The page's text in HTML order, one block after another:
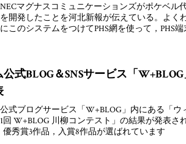
マグナスコミュニケーションズがポケベル
開発したことを河北新報が伝えている。よく
このシステムをつけてPHS網を使って，PHS端
式BLOG＆SNSサービス「
式ブログサービス「W+BLOG」内にある「ウ
回 W+BLOG 川柳コンテスト」の結果が発表さ
優秀賞3作品，入賞8作品が選ばれています